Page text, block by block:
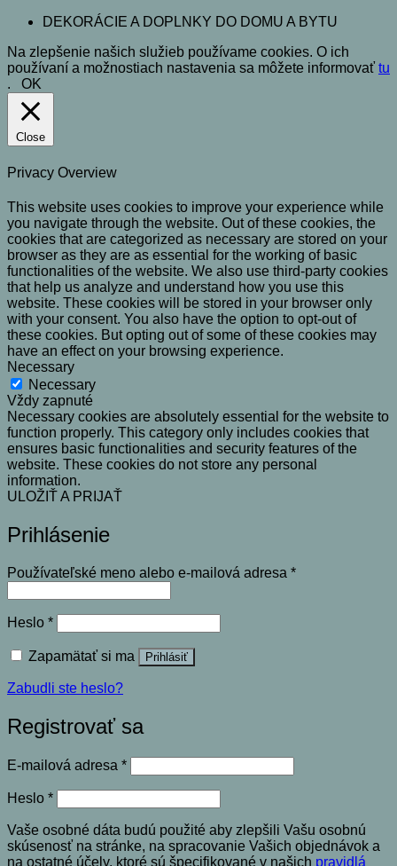
DEKORÁCIE A DOPLNKY DO DOMU A BYTU
Na zlepšenie našich služieb používame cookies. O ich
používaní a možnostiach nastavenia sa môžete informovať tu
. OK
Close
Privacy Overview
This website uses cookies to improve your experience while
you navigate through the website. Out of these cookies, the
cookies that are categorized as necessary are stored on your
browser as they are as essential for the working of basic
functionalities of the website. We also use third-party cookies
that help us analyze and understand how you use this
website. These cookies will be stored in your browser only
with your consent. You also have the option to opt-out of
these cookies. But opting out of some of these cookies may
have an effect on your browsing experience.
Necessary
Necessary
Vždy zapnuté
Necessary cookies are absolutely essential for the website to
function properly. This category only includes cookies that
ensures basic functionalities and security features of the
website. These cookies do not store any personal
information.
ULOŽIŤ A PRIJAŤ
Prihlásenie
Používateľské meno alebo e-mailová adresa *Povinné
Heslo *Povinné
Zapamätať si ma Prihlásiť
Zabudli ste heslo?
Registrovať sa
E-mailová adresa *Povinné
Heslo *Povinné
Vaše osobné dáta budú použité aby zlepšili Vašu osobnú
skúsenosť na stránke, na spracovanie Vašich objednávok a
na ostatné účely, ktoré sú špecifikované v našich pravidlá